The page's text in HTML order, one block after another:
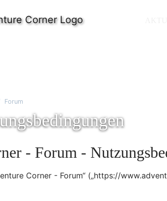
Forum
- Forum -
Corner - Forum“ („https://